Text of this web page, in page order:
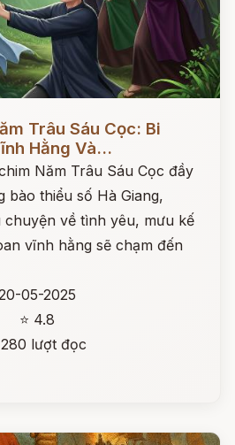
Trâu Sáu Cọc: Bi
Hằng Và...
Năm Trâu Sáu Cọc đầy
bào thiểu số Hà Giang,
chuyện về tình yêu, mưu kế
vĩnh hằng sẽ chạm đến
05-2025
⭐ 4.8
lượt đọc